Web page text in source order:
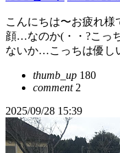
こんにちは〜お疲れ様
顔…なのか(・・?こっ
ないか…こっちは優し
thumb_up 180
comment2
2025/09/28 15:39